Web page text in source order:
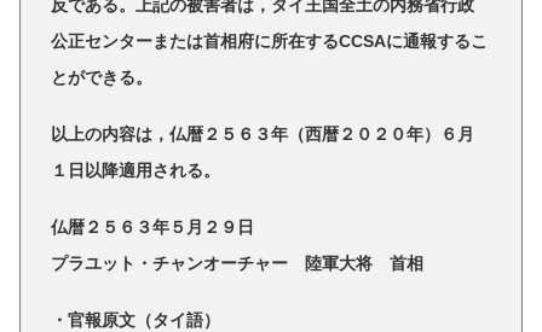
反である。上記の被害者は，タイ王国全土の内務省行政
公正センターまたは首相府に所在するCCSAに通報するこ
とができる。
以上の内容は，仏暦２５６３年（西暦２０２０年）６月
１日以降適用される。
仏暦２５６３年５月２９日
プラユット・チャンオーチャー 陸軍大将 首相
・官報原文（タイ語）